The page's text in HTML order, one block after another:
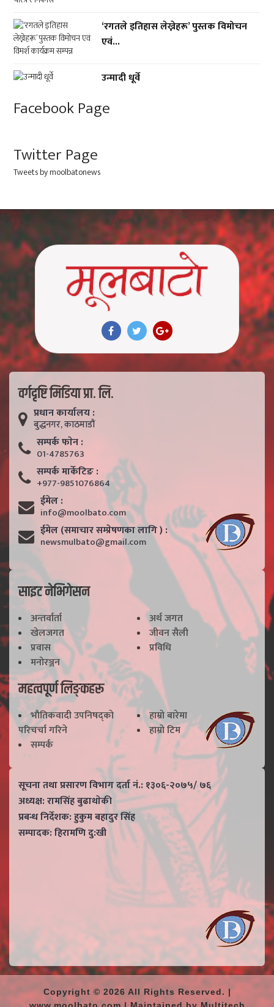
‘रगतले इतिहास लेख्नेहरू’ पुस्तक विमोचन
एवं...
उन्मादी धूर्वे
Facebook Page
Twitter Page
Tweets by moolbatonews
वर्गदृष्टि मिडिया प्रा. लि.
प्रधान कार्यालय :
बुद्धनगर, काठमाडाैं
सम्पर्क फाेन :
01-4785763
सम्पर्क मार्केटिङ :
+977-9851076864
ईमेल :
info@moolbato.com
ईमेल (समाचार सम्प्रेषणका लागि ) :
newsmulbato@gmail.com
साइट नेभिगेसन
अन्तर्वार्ता
अर्थ जगत
खेलजगत
जीवन सैली
प्रवास
प्रविधि
मनोरञ्जन
महत्वपूर्ण लिङ्कहरू
भाैतिकवादी उपनिषद्काे
परिचर्चा गरिने
हाम्राे बारेमा
हाम्राे टिम
सम्पर्क
सूचना तथा प्रसारण विभाग दर्ता नं.: १३०६-२०७५/ ७६
अध्यक्ष: रामसिंह बुढाथाेकी
प्रबन्ध निर्देशक: हुकुम बहादुर सिंह
सम्पादक: हिरामणि दु:खी
Copyright © 2026 All Rights Reserved. |